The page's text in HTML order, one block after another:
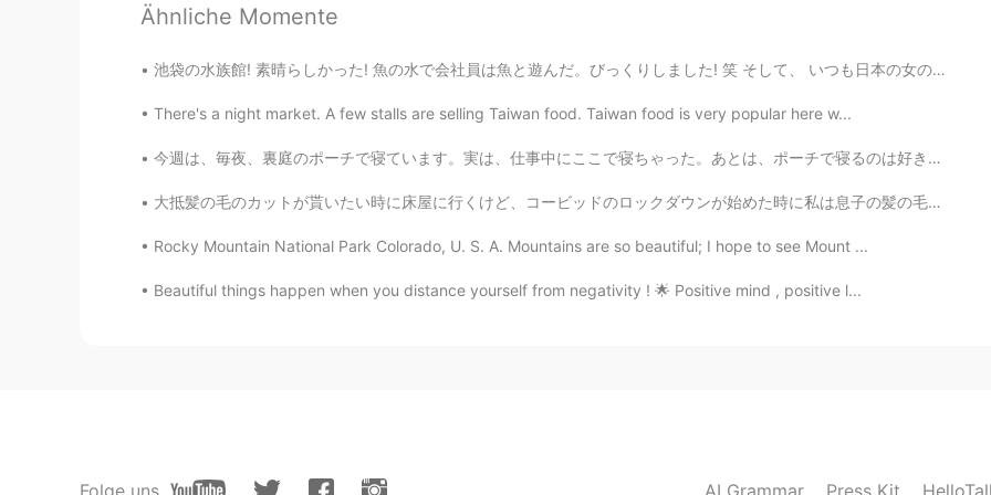
JP EN
Tom 2019.10.26 10:36
Shinya
もうすぐハロウィンだから渋谷のHubは特に注意してね！
Kumi 2019.10.26 10:33
Ähnliche Momente
池袋の水族館! 素晴らしかった! 魚の水で会社員は魚と遊んだ。びっくりしました! 笑 そして、 いつも日本の女の子は'かわいい' と言った。日本の表現は面白いね。😋 アザラシの前で子供は '...
There's a night market. A few stalls are selling Taiwan food. Taiwan food is very popular here w...
今週は、毎夜、裏庭のポーチで寝ています。実は、仕事中にここで寝ちゃった。あとは、ポーチで寝るのは好きになりました。 天気がとても気持ちいい！キャンプみたい。 他の猫と新しい子猫ちゃん(モモちゃん...
大抵髪の毛のカットが貰いたい時に床屋に行くけど、コービッドのロックダウンが始めた時に私は息子の髪の毛をカットして始めてた Usually we go to the barber when we ...
Rocky Mountain National Park Colorado, U. S. A. Mountains are so beautiful; I hope to see Mount ...
Beautiful things happen when you distance yourself from negativity ! 🌟 Positive mind , positive l...
Folge uns AI Grammar Press Kit